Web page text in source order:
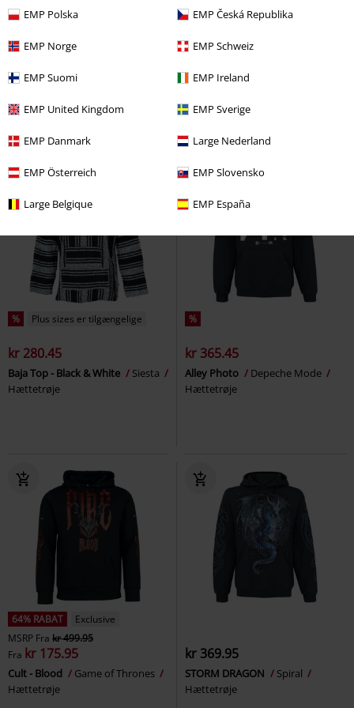
EMP Polska EMP Česká Republika
EMP Norge EMP Schweiz
EMP Suomi EMP Ireland
EMP United Kingdom EMP Sverige
EMP Danmark Large Nederland
EMP Österreich EMP Slovensko
Large Belgique EMP España
Oversize Metal Detaljer
kr 479.95
Cosmo Hood
Hættetrøje med lynlås
% Plus sizes er tilgængelige
kr 280.45
Baja Top - Minty
Hættetrøje
% Plus sizes er tilgængelige
kr 280.45
Baja Top - Black & White
Siesta
Hættetrøje
%
kr 365.45
Alley Photo
Depeche Mode
Hættetrøje
64% RABAT
Exclusive
MSRP Fra kr 499.95
Fra kr 175.95
Cult - Blood
Game of Thrones
Hættetrøje
kr 369.95
STORM DRAGON
Spiral
Hættetrøje